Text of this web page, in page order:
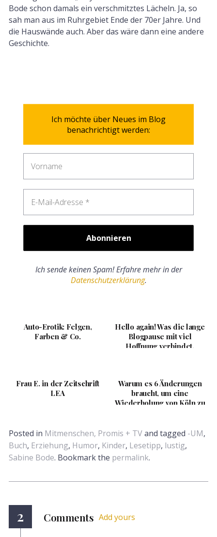
Bode schon damals ein verschmitztes Lächeln. Ja, so
sah man aus im Ruhrgebiet Ende der 70er Jahre. Und
die Hauswände auch. Aber das wäre dann eine andere
Geschichte.
Ich möchte über Neues im Blog
benachrichtigt werden:
Ich sende keinen Spam! Erfahre mehr in der
Datenschutzerklärung.
Auto-Erotik: Felgen,
Farben & Co.
Hello again! Was die lange
Blogpause mit viel
Hoffnung verbindet.
Frau E. in der Zeitschrift
LEA
Warum es 6 Änderungen
braucht, um eine
Wiederholung von Köln zu
Posted in Mitmenschen, Promis + TVand tagged -UM,
Buch, Erziehung, Humor, Kinder, Lesetipp, lustig,
Sabine Bode. Bookmark the permalink.
2 Comments Add yours